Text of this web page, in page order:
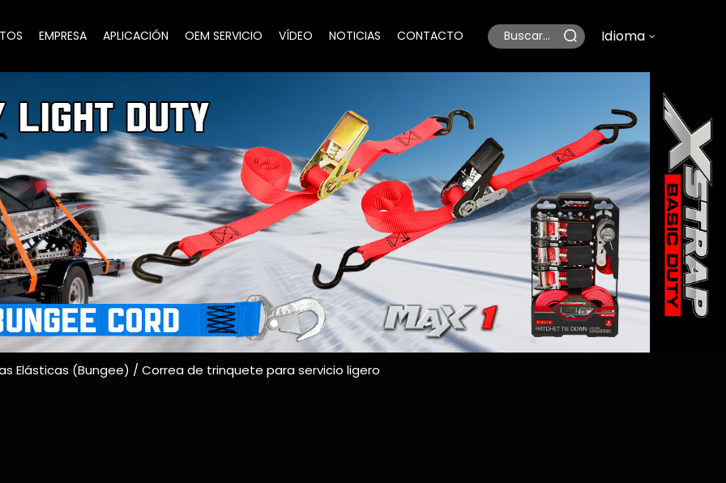
EMPRESA APLICACIÓN OEM SERVICIO VÍDEO NOTICIAS CONTACTO Idioma
Elásticas (Bungee) /Correa de trinquete para servicio ligero